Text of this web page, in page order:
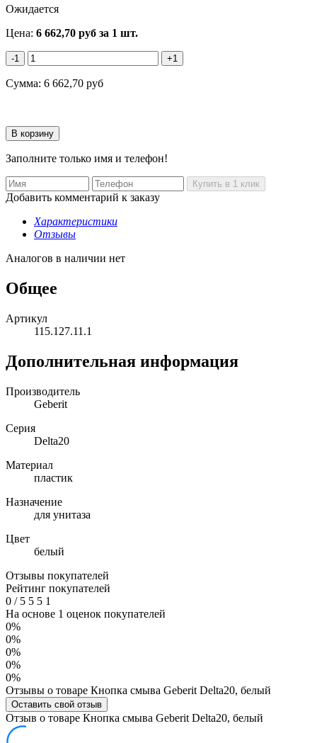
Ожидается
Цена: 6 662,70 руб за 1 шт.
-1 +1
Сумма: 6 662,70 руб
Заполните только имя и телефон!
Добавить комментарий к заказу
Характеристики
Отзывы
Аналогов в наличии нет
Общее
Артикул
115.127.11.1
Дополнительная информация
Производитель
Geberit
Серия
Delta20
Материал
пластик
Назначение
для унитаза
Цвет
белый
Отзывы покупателей
Рейтинг покупателей
0 /5 5 5 1
На основе 1 оценок покупателей
0%
0%
0%
0%
0%
Отзывы о товаре Кнопка смыва Geberit Delta20, белый
Оставить свой отзыв
Отзыв о товаре Кнопка смыва Geberit Delta20, белый